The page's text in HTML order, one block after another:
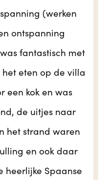
(werken
ontspanning
fantastisch met
eten op de villa
een kok en was
de uitjes naar
het strand waren
en ook daar
heerlijke Spaanse